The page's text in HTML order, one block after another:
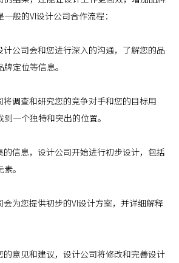
般的VI设计公司合作流程：
计公司会和您进行深入的沟通，了解您的品
定位等信息。
将调查和研究您的竞争对手和您的目标用
一个独特和突出的位置。
的信息，设计公司开始进行初步设计，包括
。
会为您提供初步的VI设计方案，并详细解释
的意见和建议，设计公司将修改和完善设计